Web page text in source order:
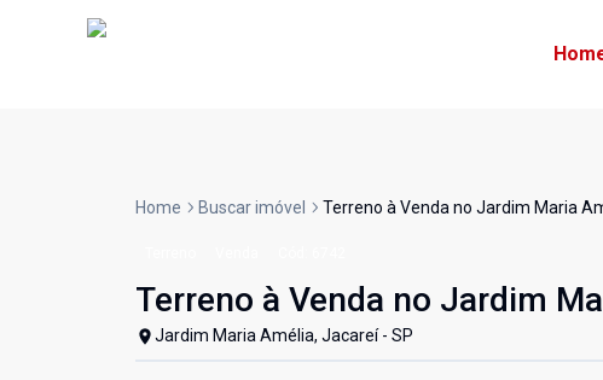
Home Buscar imóvel Terreno à Venda no Jardim Maria
Terreno à Venda no Jardim
Jardim Maria Amélia, Jacareí - SP